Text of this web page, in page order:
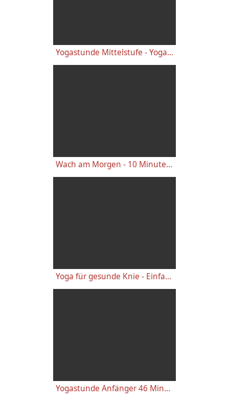
Yogastunde Mittelstufe - Yoga Vidya Grundreihe
Wach am Morgen - 10 Minuten Yogastunde für Energie
Yoga für gesunde Knie - Einfache wirkungsvolle Gelenkübungen
Yogastunde Anfänger 46 Minuten